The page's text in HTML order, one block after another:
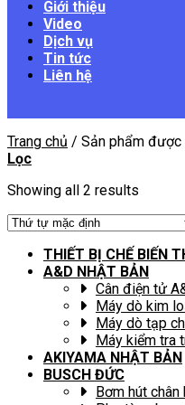
Giới thiệu
Video
Dịch vụ
Tin tức
Liên hệ
Trang chủ / Sản phẩm được
Lọc
Showing all 2 results
THIẾT BỊ CHẾ BIẾN
A&D NHẬT BẢN
Cân điện tử
Máy dò kim
Máy dò tạp
Máy kiểm tra
AKIYAMA NHẬT BẢN
BUSCH ĐỨC
Bơm hút chân